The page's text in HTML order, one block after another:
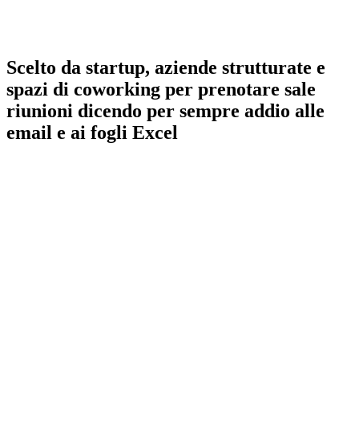
Scelto da startup, aziende strutturate e
spazi di coworking per prenotare sale
riunioni dicendo per sempre addio alle
email e ai fogli Excel